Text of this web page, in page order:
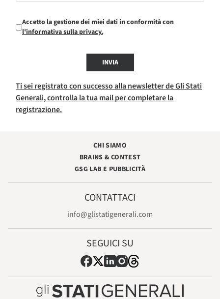
Accetto la gestione dei miei dati in conformità con
l'informativa sulla privacy.
INVIA
Ti sei registrato con successo alla newsletter de Gli Stati
Generali, controlla la tua mail per completare la
registrazione.
CHI SIAMO
BRAINS & CONTEST
GSG LAB E PUBBLICITÀ
CONTATTACI
info@glistatigenerali.com
SEGUICI SU